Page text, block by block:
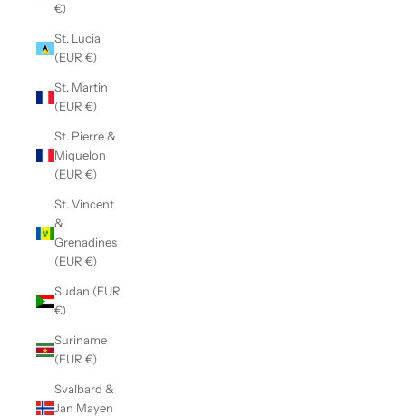
€)
St. Lucia
(EUR €)
St. Martin
(EUR €)
St. Pierre &
Miquelon
(EUR €)
St. Vincent
&
Grenadines
(EUR €)
Sudan (EUR
€)
Suriname
(EUR €)
Svalbard &
Jan Mayen